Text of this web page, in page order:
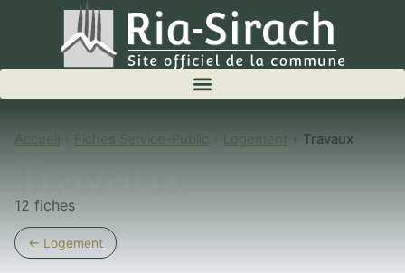
Accueil Fiches Service-Public Logement Travaux
Travaux
12 fiches
← Logement